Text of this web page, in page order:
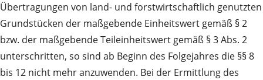
Übertragungen von land- und forstwirtschaftlich genutzten
Grundstücken der maßgebende Einheitswert gemäß § 2
bzw. der maßgebende Teileinheitswert gemäß § 3 Abs. 2
unterschritten, so sind ab Beginn des Folgejahres die §§ 8
bis 12 nicht mehr anzuwenden. Bei der Ermittlung des